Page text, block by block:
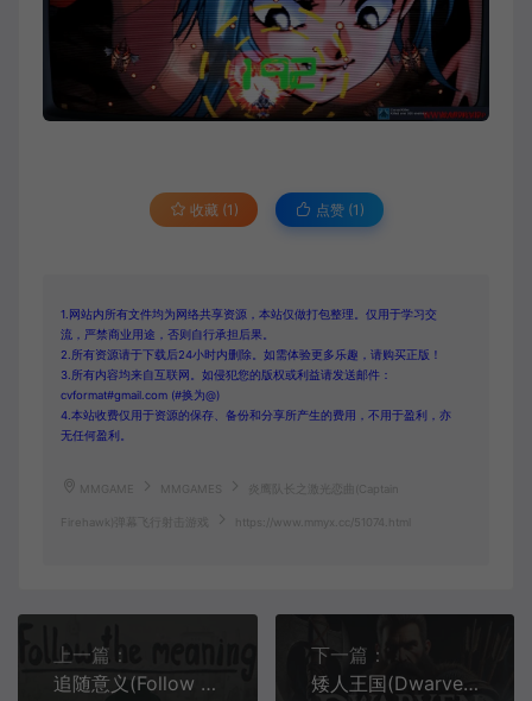
收藏 (1) 点赞 (1 )
1.网站内所有文件均为网络共享资源，本站仅做打包整理。仅用于学习交
流，严禁商业用途，否则自行承担后果。
2.所有资源请于下载后24小时内删除。如需体验更多乐趣，请购买正版！
3.所有内容均来自互联网。如侵犯您的版权或利益请发送邮件：
cvformat#gmail.com (#换为@)
4.本站收费仅用于资源的保存、备份和分享所产生的费用，不用于盈利，亦
无任何盈利。
MMGAME MMGAMES 炎鹰队长之激光恋曲(Captain
Firehawk)弹幕飞行射击游戏 https://www.mmyx.cc/51074.html
上一篇：
追随意义(Follow the Meaning)超现实点击式冒险游戏|中文|攻略|视频|免费下载
下一篇：
矮人王国(Dwarven Realms)肉鸽动作闯关游戏